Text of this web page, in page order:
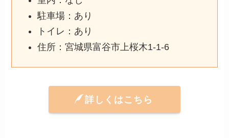
駐車場：あり
トイレ：あり
住所：宮城県富谷市上桜木1-1-6
詳しくはこちら